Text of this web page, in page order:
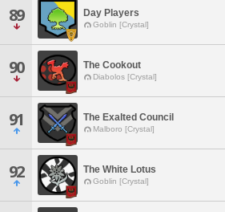
89 Day Players
Goblin [Crystal]
90 The Cookout
Diabolos [Crystal]
91 The Exalted Council
Malboro [Crystal]
92 The White Lotus
Goblin [Crystal]